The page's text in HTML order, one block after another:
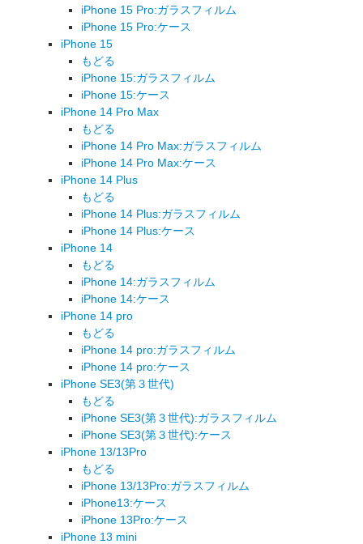
iPhone 15 Pro:ガラスフィルム
iPhone 15 Pro:ケース
iPhone 15
もどる
iPhone 15:ガラスフィルム
iPhone 15:ケース
iPhone 14 Pro Max
もどる
iPhone 14 Pro Max:ガラスフィルム
iPhone 14 Pro Max:ケース
iPhone 14 Plus
もどる
iPhone 14 Plus:ガラスフィルム
iPhone 14 Plus:ケース
iPhone 14
もどる
iPhone 14:ガラスフィルム
iPhone 14:ケース
iPhone 14 pro
もどる
iPhone 14 pro:ガラスフィルム
iPhone 14 pro:ケース
iPhone SE3(第３世代)
もどる
iPhone SE3(第３世代):ガラスフィルム
iPhone SE3(第３世代):ケース
iPhone 13/13Pro
もどる
iPhone 13/13Pro:ガラスフィルム
iPhone13:ケース
iPhone 13Pro:ケース
iPhone 13 mini